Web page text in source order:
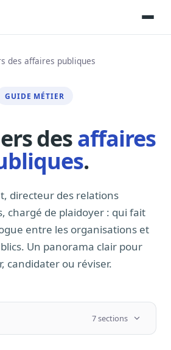
réponses sourcées
Sénat transcrites
des dossiers longs
radio
analysées avant 10 h
mot-clé
de position
des affaires publiques
GUIDE MÉTIER
desaffaires
.
directeur des relations
chargé de plaidoyer : qui fait
entre les organisations et
Un panorama clair pour
candidater ou réviser.
7 sections